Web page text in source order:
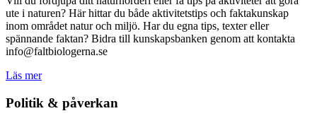
ute i naturen? Här hittar du både aktivitetstips och faktakunskap
inom området natur och miljö. Har du egna tips, texter eller
spännande faktan? Bidra till kunskapsbanken genom att kontakta
info@faltbiologerna.se
Läs mer
Politik & påverkan